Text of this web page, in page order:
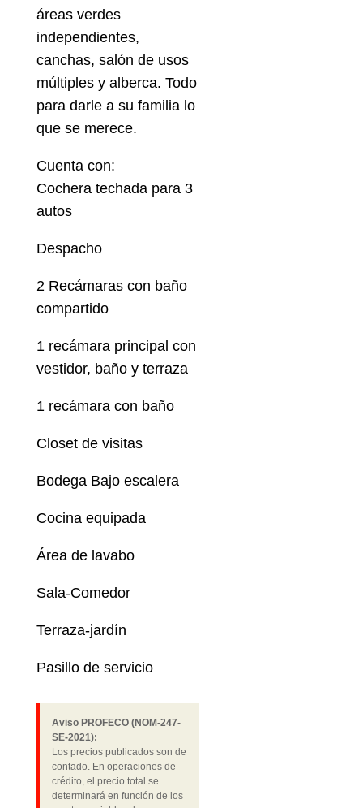
áreas verdes
independientes,
canchas, salón de usos
múltiples y alberca. Todo
para darle a su familia lo
que se merece.
Cuenta con:
Cochera techada para 3
autos
Despacho
2 Recámaras con baño
compartido
1 recámara principal con
vestidor, baño y terraza
1 recámara con baño
Closet de visitas
Bodega Bajo escalera
Cocina equipada
Área de lavabo
Sala-Comedor
Terraza-jardín
Pasillo de servicio
Aviso PROFECO (NOM-247-
SE-2021):
Los precios publicados son de
contado. En operaciones de
crédito, el precio total se
determinará en función de los